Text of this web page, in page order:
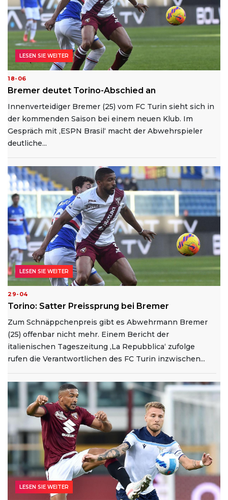
18-06
Bremer deutet Torino-Abschied an
Innenverteidiger Bremer (25) vom FC Turin sieht sich in
der kommenden Saison bei einem neuen Klub. Im
Gespräch mit ‚ESPN Brasil‘ macht der Abwehrspieler
deutliche...
LESEN SIE WEITER
29-04
Torino: Satter Preissprung bei Bremer
Zum Schnäppchenpreis gibt es Abwehrmann Bremer
(25) offenbar nicht mehr. Einem Bericht der
italienischen Tageszeitung ‚La Repubblica‘ zufolge
rufen die Verantwortlichen des FC Turin inzwischen...
LESEN SIE WEITER
LESEN SIE WEITER